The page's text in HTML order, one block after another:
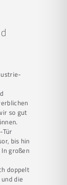
so gut
Tür
bis hin
großen
doppelt
die